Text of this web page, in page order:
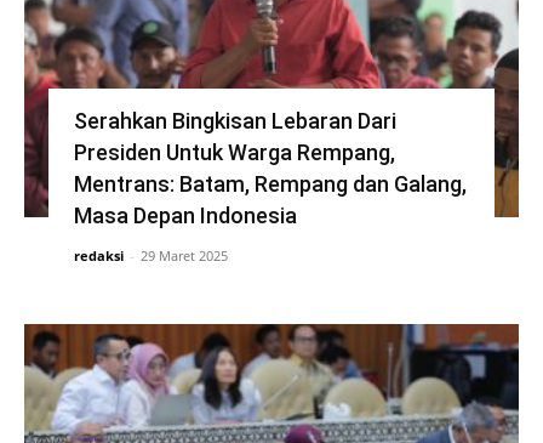
Serahkan Bingkisan Lebaran Dari
Presiden Untuk Warga Rempang,
Mentrans: Batam, Rempang dan Galang,
Masa Depan Indonesia
redaksi - 29 Maret 2025